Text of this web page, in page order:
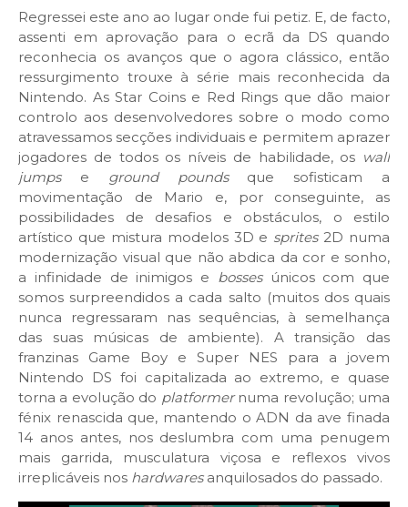
Regressei este ano ao lugar onde fui petiz. E, de facto,
assenti em aprovação para o ecrã da DS quando
reconhecia os avanços que o agora clássico, então
ressurgimento trouxe à série mais reconhecida da
Nintendo. As Star Coins e Red Rings que dão maior
controlo aos desenvolvedores sobre o modo como
atravessamos secções individuais e permitem aprazer
jogadores de todos os níveis de habilidade, os wall
jumpse ground pounds que sofisticam a
movimentação de Mario e, por conseguinte, as
possibilidades de desafios e obstáculos, o estilo
artístico que mistura modelos 3D e sprites2D numa
modernização visual que não abdica da cor e sonho,
a infinidade de inimigos e bosses únicos com que
somos surpreendidos a cada salto (muitos dos quais
nunca regressaram nas sequências, à semelhança
das suas músicas de ambiente). A transição das
franzinas Game Boy e Super NES para a jovem
Nintendo DS foi capitalizada ao extremo, e quase
torna a evolução do platformernuma revolução; uma
fénix renascida que, mantendo o ADN da ave finada
14 anos antes, nos deslumbra com uma penugem
mais garrida, musculatura viçosa e reflexos vivos
irreplicáveis nos hardwares anquilosados do passado.